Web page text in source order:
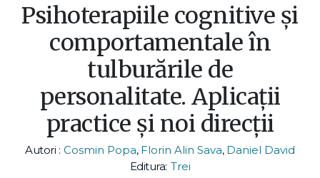
Psihoterapiile cognitive și
comportamentale în
tulburările de
personalitate. Aplicații
practice și noi direcții
Autori : Cosmin Popa, Florin Alin Sava, Daniel David
Editura: Trei